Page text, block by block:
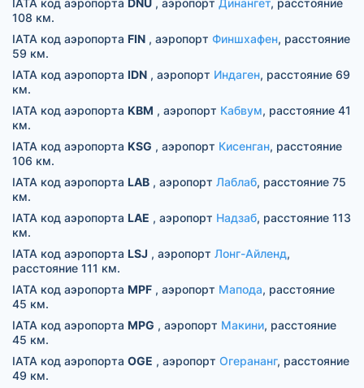
108 км.
IATA код аэропорта FIN , аэропорт Финшхафен, расстояние
59 км.
IATA код аэропорта IDN , аэропорт Индаген, расстояние 69
км.
IATA код аэропорта KBM , аэропорт Кабвум, расстояние 41
км.
IATA код аэропорта KSG , аэропорт Кисенган, расстояние
106 км.
IATA код аэропорта LAB , аэропорт Лаблаб, расстояние 75
км.
IATA код аэропорта LAE , аэропорт Надзаб, расстояние 113
км.
IATA код аэропорта LSJ , аэропорт Лонг-Айленд,
расстояние 111 км.
IATA код аэропорта MPF , аэропорт Мапода, расстояние
45 км.
IATA код аэропорта MPG , аэропорт Макини, расстояние
45 км.
IATA код аэропорта OGE , аэропорт Огерананг, расстояние
49 км.